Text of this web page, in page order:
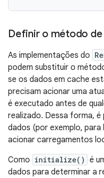
Definir o método de
As implementações do
podem substituir o
se os dados em cache
precisam acionar uma
é executado antes de
realizado. Dessa forma, é
dados (por exemplo,
acionar carregamentos
Como initialize() é
dados para determinar a